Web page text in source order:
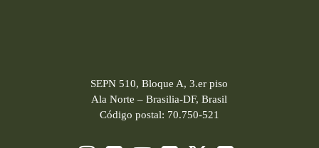
SEPN 510, Bloque A, 3.er piso
Ala Norte – Brasilia-DF, Brasil
Código postal: 70.750-521